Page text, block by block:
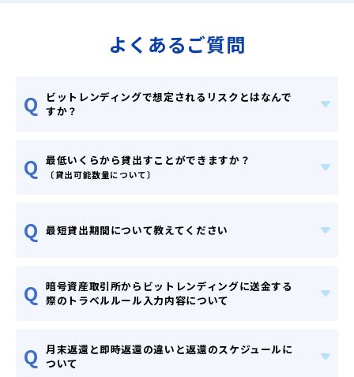
よくあるご質問
Q
ビットレンディングで想定されるリスクとはなんで
すか？
Q 最低いくらから貸出すことができますか？
〔貸出可能数量について〕
Q 最短貸出期間について教えてください
Q 暗号資産取引所からビットレンディングに送金する
際のトラベルルール入力内容について
Q 月末返還と即時返還の違いと返還のスケジュールに
ついて